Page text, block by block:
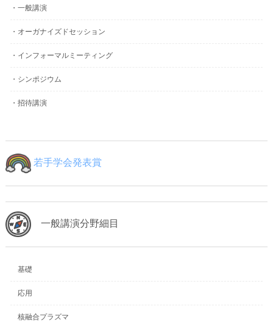
・一般講演
・オーガナイズドセッション
・インフォーマルミーティング
・シンポジウム
・招待講演
若手学会発表賞
一般講演分野細目
基礎
応用
核融合プラズマ